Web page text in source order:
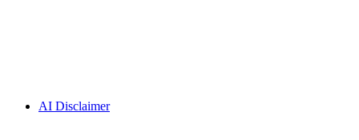
AI Disclaimer